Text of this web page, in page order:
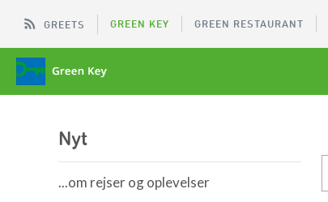
GREETS GREEN KEY GREEN RESTAURANT
Nyt
...om rejser og oplevelser